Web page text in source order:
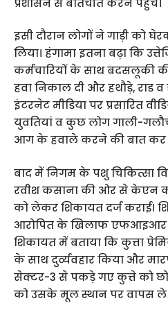
इसी दौरान लोगों ने गाड़ी को
लिया। हंगामा इतना बढ़ा कि
कर्मचारियों के साथ बदसलूकी
हवा निकाल दी और हथौड़े, राड व
इंटरनेट मीडिया पर प्रसारित
युवतियां व कुछ लोग गाली-
आग के हवाले करने की बात कर
बाद में निगम के पशु चिकित्सा
रवीश कसाना की ओर से केएन
को लेकर शिकायत दर्ज कराई।
आरोपित के खिलाफ एफआइआर
शिकायत में बताया कि कुत्ता
के साथ दुर्व्यवहार किया और
सेक्टर-3 से पकड़े गए कुत्ते को
को उसके मूल स्थान पर वापस